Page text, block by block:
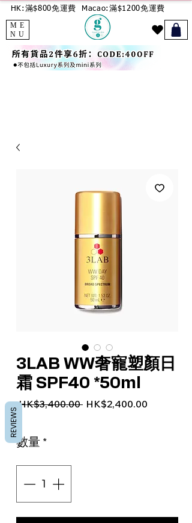
HK:滿$800免運費 Macao:滿$1200免運費
ME
NU
3LAB WW奢寵塑顏日
霜 SPF40 *50ml
HK$3,400.00 一般價格
HK$2,400.00
數量 *
REVIEWS